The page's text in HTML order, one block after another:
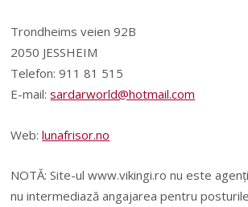
Trondheims veien 92B
2050 JESSHEIM
Telefon: 911 81 515
E-mail:sardarworld@hotmail.com
Web:lunafrisor.no
NOTĂ: Site-ul www.vikingi.ro nu este
nu intermediază angajarea pentru